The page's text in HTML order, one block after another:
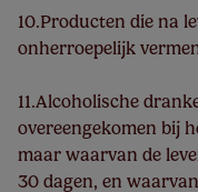
10.Producten die na
onherroepelijk
11.Alcoholische
overeengekomen bij
maar waarvan de
30 dagen, en